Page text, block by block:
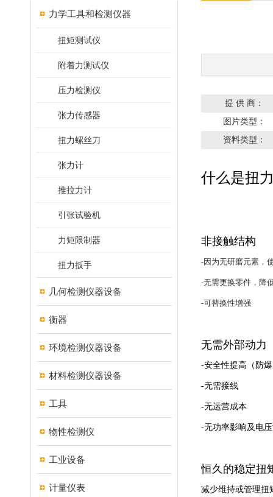
力学工具和检测仪器
扭矩测试仪
附着力测试仪
压力检测仪
张力传感器
扭力螺丝刀
张力计
推拉力计
引张试验机
力矩限制器
扭力扳手
几何检测仪器设备
衡器
环境检测仪器设备
材料检测仪器设备
工具
物性检测仪
工业设备
计量仪表
提 供 商：
图片类型：
资料类型：
什么是扭
非接触结构
-因为无研磨元素，
-无需更换零件，降
-可替换性增强
无需外部动力
-安全性提高（防
-无需接线
-无运营成本
-无功率影响及电
恒久的稳定扭
减少维持或管理扭